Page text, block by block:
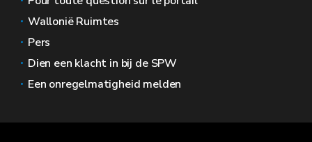
Wallonië Ruimtes
Pers
Dien een klacht in bij de SPW
Een onregelmatigheid melden